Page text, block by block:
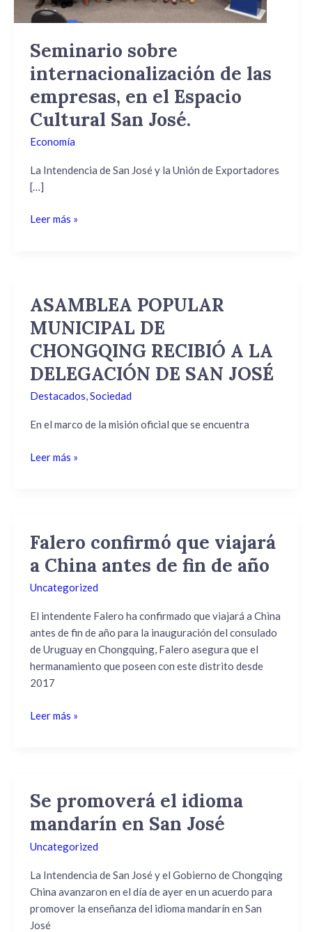
Seminario sobre
internacionalización de las
empresas, en el Espacio
Cultural San José.
Economía
La Intendencia de San José y la Unión de Exportadores
[…]
el
Espacio
San
José.
Leer más »
ASAMBLEA POPULAR
MUNICIPAL DE
CHONGQING RECIBIÓ A LA
DELEGACIÓN DE SAN JOSÉ
Destacados,Sociedad
En el marco de la misión oficial que se encuentra
ASAMBLEA
MUNICIPAL
DE
CHONGQING
RECIBIÓ
A
LA
DE
Leer más »
Falero confirmó que viajará
a China antes de fin de año
Uncategorized
El intendente Falero ha confirmado que viajará a China
antes de fin de año para la inauguración del consulado
de Uruguay en Chongquing, Falero asegura que el
hermanamiento que poseen con este distrito desde
2017
Falero
confirmó
que
viajará
China
antes
de
fin
de
Leer más »
Se promoverá el idioma
mandarín en San José
Uncategorized
La Intendencia de San José y el Gobierno de Chongqing
China avanzaron en el día de ayer en un acuerdo para
promover la enseñanza del idioma mandarín en San
José
Se
promoverá
el
idioma
en
San
José